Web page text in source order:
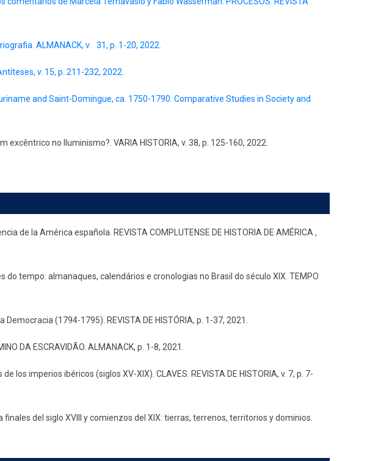
ALMANACK, v. 31, p. 1-20, 2022.
v. 15, p. 211-232, 2022.
and Saint-Domingue, ca. 1750-1790. Comparative Studies in Society and
no Iluminismo?. VARIA HISTORIA, v. 38, p. 125-160, 2022.
de la América española. REVISTA COMPLUTENSE DE HISTORIA DE AMÉRICA ,
tempo: almanaques, calendários e cronologias no Brasil do século XIX. TEMPO
(1794-1795). REVISTA DE HISTÓRIA, p. 1-37, 2021.
DA ESCRAVIDÃO. ALMANACK, p. 1-8, 2021.
imperios ibéricos (siglos XV-XIX). CLAVES. REVISTA DE HISTORIA, v. 7, p. 7-
del siglo XVIII y comienzos del XIX: tierras, terrenos, territorios y dominios.